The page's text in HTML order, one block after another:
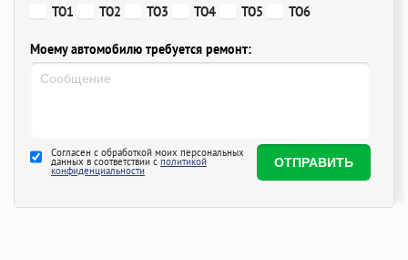
ТО1
ТО2 ТО3 ТО4 ТО5 ТО6
Моему автомобилю требуется ремонт:
Согласен с обработкой моих персональных
данных в соответствии с политикой
конфиденциальности